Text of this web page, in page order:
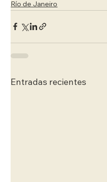
Río de Janeiro
Entradas recientes